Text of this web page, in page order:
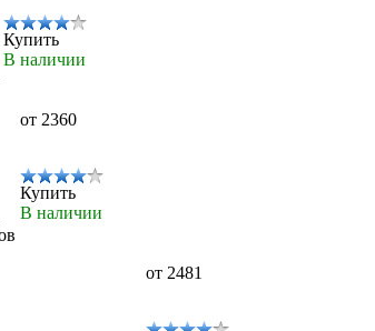
Купить
В наличии
от 2360
Купить
В наличии
от 2481